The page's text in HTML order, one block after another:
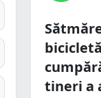
tineri a